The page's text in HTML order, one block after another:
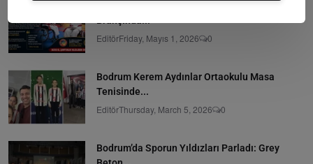
EditörFriday, Mayıs 1, 2026 0
Bodrum Kerem Aydınlar Ortaokulu Masa
Tenisinde...
EditörThursday, March 5, 2026 0
Bodrum’da Sporun Yıldızları Parladı: Grey